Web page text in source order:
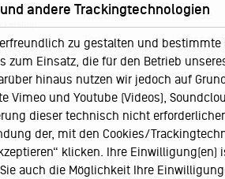
KJ60
Team
Keychange
Jobs
Presse
andere Trackingtechnologien
zu gestalten und
zum Einsatz, die für den Betrieb
hinaus nutzen wir jedoch auf
Vimeo und Youtube (Videos),
dieser technisch nicht
der, mit den Cookies/
klicken. Ihre
auch die Möglichkeit Ihre